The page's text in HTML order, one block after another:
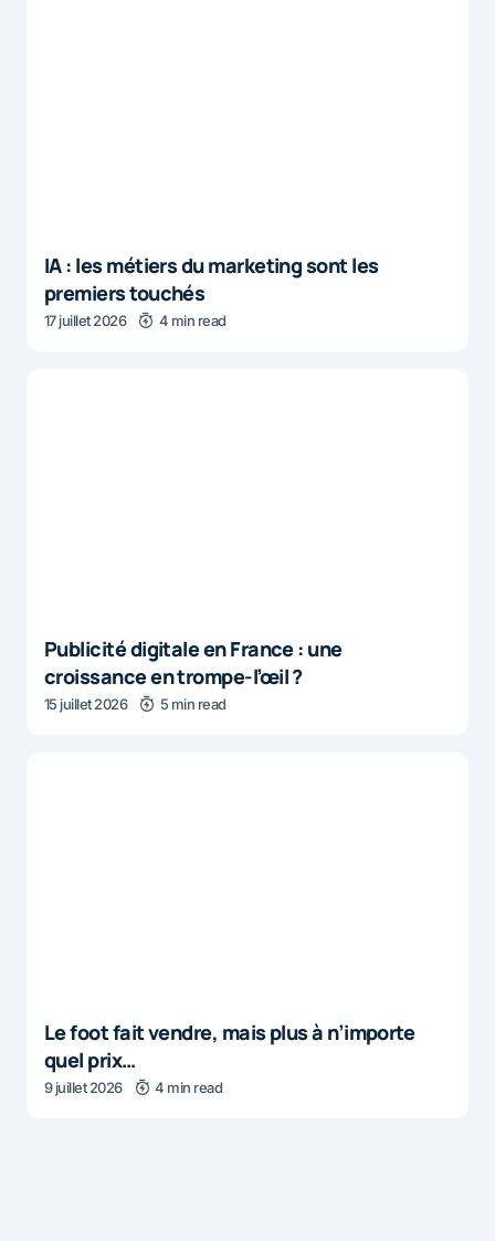
IA : les métiers du marketing sont les
premiers touchés
17 juillet 2026 4 min read
Publicité digitale en France : une
croissance en trompe-l’œil ?
15 juillet 2026 5 min read
Le foot fait vendre, mais plus à n’importe
quel prix…
9 juillet 2026 4 min read